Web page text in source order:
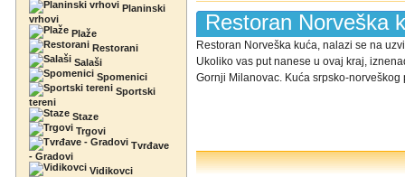
Planinski
vrhovi
Plaže
Restorani
Salaši
Spomenici
Sportski
tereni
Staze
Trgovi
Tvrđave
- Gradovi
Vidikovci
Restoran Norveška
Restoran Norveška kuća, nalazi se na
Ukoliko vas put nanese u ovaj kraj,
Gornji Milanovac. Kuća srpsko-norveškog